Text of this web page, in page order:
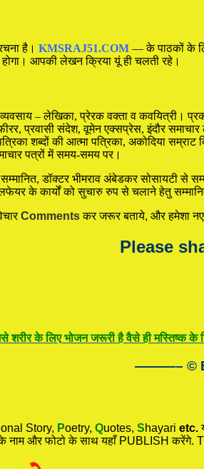
है। KMSRAJ51.COM — के पाठकों के
आपकी लेखन क्रिया यूं ही चलती रहे।
व्यवसाय – लेखिका, प्रेरक वक्ता व कवयित्री।
प्रवासी संदेश, वूमेन एक्सप्रेस, इंदौर
शब्दों की आत्मा पत्रिका, अकोदिया सम्राट
पत्रों में समय-समय पर।
डॉक्टर भीमराव अंबेडकर सोसायटी से
के कार्यों को सुचारु रुप से चलाने हेतु
Commentsकर जरूर बताये, और हमेशा नए
Please
शरीर के लिए भोजन जरूरी है वैसे ही मस्तिष्क के
———– ©
Story, Poetry, Quotes, Shayari etc.
और फोटो के साथ यहाँ PUBLISH करेंगे.